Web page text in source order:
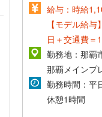
給与：時給
【モデル給
日＋交通費＝
勤務地：那覇
那覇メインプ
勤務時間：
休憩1時間